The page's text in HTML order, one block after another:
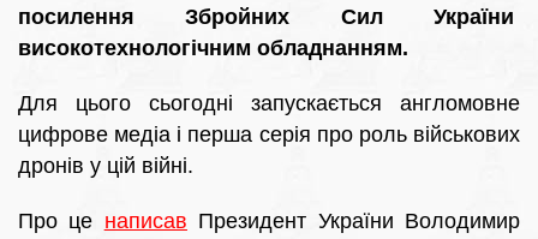
посилення Збройних Сил України
високотехнологічним обладнанням.
Для цього сьогодні запускається англомовне
цифрове медіа і перша серія про роль військових
дронів у цій війні.
Про це написав Президент України Володимир